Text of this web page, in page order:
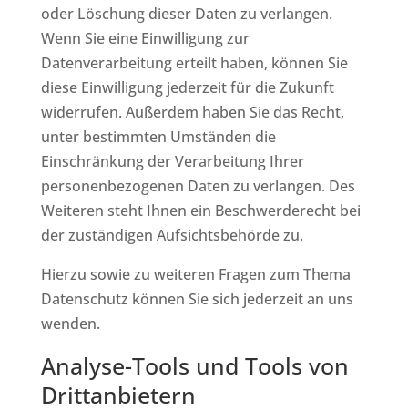
oder Löschung dieser Daten zu verlangen.
Wenn Sie eine Einwilligung zur
Datenverarbeitung erteilt haben, können Sie
diese Einwilligung jederzeit für die Zukunft
widerrufen. Außerdem haben Sie das Recht,
unter bestimmten Umständen die
Einschränkung der Verarbeitung Ihrer
personenbezogenen Daten zu verlangen. Des
Weiteren steht Ihnen ein Beschwerderecht bei
der zuständigen Aufsichtsbehörde zu.
Hierzu sowie zu weiteren Fragen zum Thema
Datenschutz können Sie sich jederzeit an uns
wenden.
Analyse-Tools und Tools von
Dritt­anbietern